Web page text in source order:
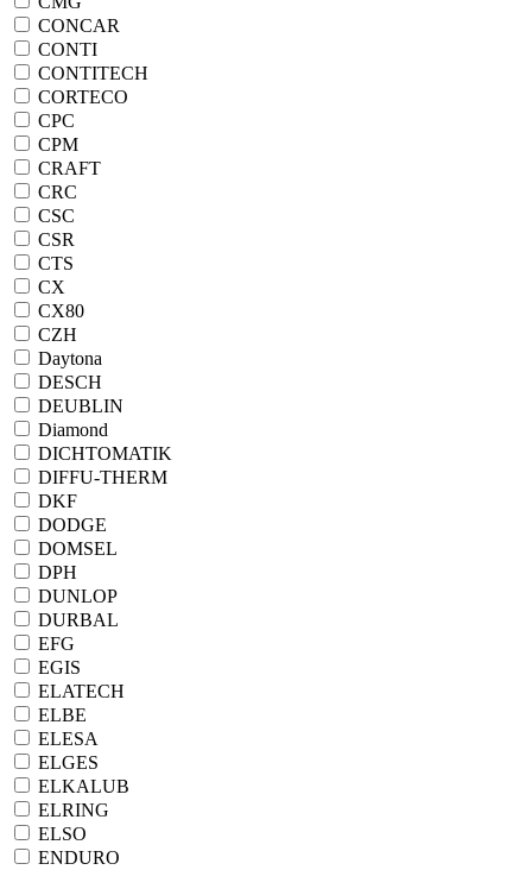
CONCAR
CONTI
CONTITECH
CORTECO
CPC
CPM
CRAFT
CRC
CSC
CSR
CTS
CX
CX80
CZH
Daytona
DESCH
DEUBLIN
Diamond
DICHTOMATIK
DIFFU-THERM
DKF
DODGE
DOMSEL
DPH
DUNLOP
DURBAL
EFG
EGIS
ELATECH
ELBE
ELESA
ELGES
ELKALUB
ELRING
ELSO
ENDURO